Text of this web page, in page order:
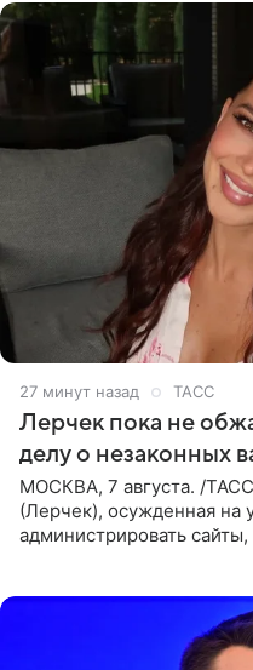
27 минут назад ТАСС
Лерчек пока не
делу о незаконных
МОСКВА, 7 августа. /
(Лерчек), осужденная на
администрировать